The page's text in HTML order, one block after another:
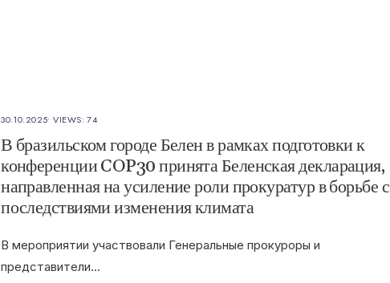
30.10.2025•VIEWS: 74
В бразильском городе Белен в рамках подготовки к
конференции COP30 принята Беленская декларация,
направленная на усиление роли прокуратур в борьбе с
последствиями изменения климата
В мероприятии участвовали Генеральные прокуроры и
представители...